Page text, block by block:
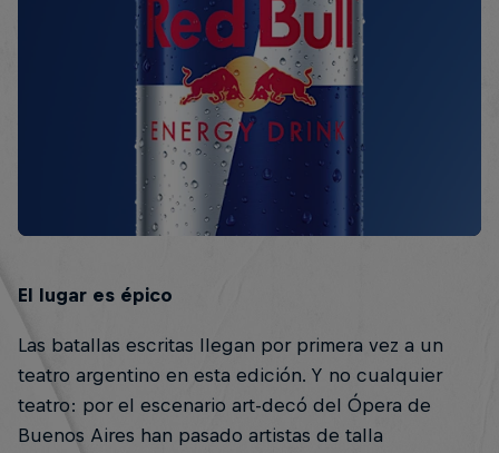
El lugar es épico
Las batallas escritas llegan por primera vez a un
teatro argentino en esta edición. Y no cualquier
teatro: por el escenario art-decó del Ópera de
Buenos Aires han pasado artistas de talla